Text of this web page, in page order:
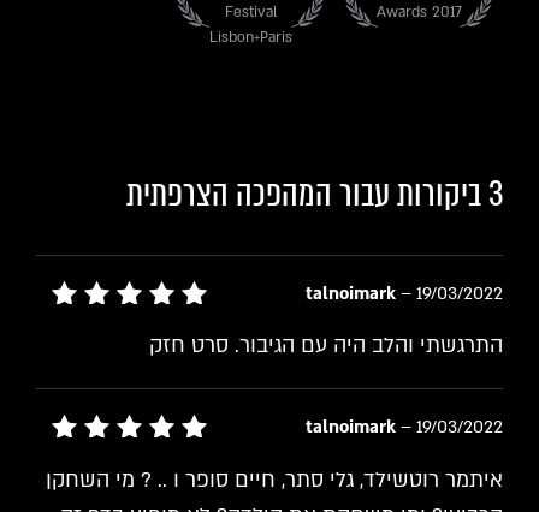
Awards 2017
Festival
Lisbon+Paris
3 ביקורות עבור המהפכה הצרפתית
מתוך 5
talnoimark – 19/03/2022
התרגשתי והלב היה עם הגיבור. סרט חזק
מתוך 5
talnoimark – 19/03/2022
איתמר רוטשילד, גלי סתר, חיים סופר ו .. ? מי השחקן